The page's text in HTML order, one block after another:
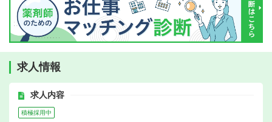
求人情報
求人内容
積極採用中